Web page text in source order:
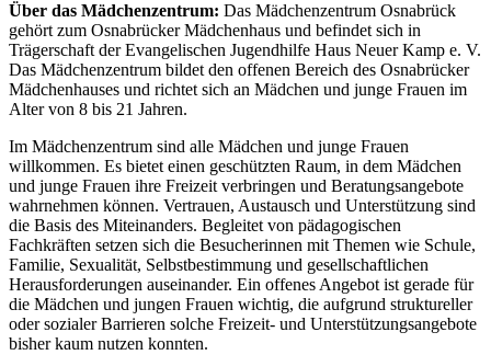
Über das Mädchenzentrum: Das Mädchenzentrum Osnabrück
gehört zum Osnabrücker Mädchenhaus und befindet sich in
Trägerschaft der Evangelischen Jugendhilfe Haus Neuer Kamp e. V.
Das Mädchenzentrum bildet den offenen Bereich des Osnabrücker
Mädchenhauses und richtet sich an Mädchen und junge Frauen im
Alter von 8 bis 21 Jahren.
Im Mädchenzentrum sind alle Mädchen und junge Frauen
willkommen. Es bietet einen geschützten Raum, in dem Mädchen
und junge Frauen ihre Freizeit verbringen und Beratungsangebote
wahrnehmen können. Vertrauen, Austausch und Unterstützung sind
die Basis des Miteinanders. Begleitet von pädagogischen
Fachkräften setzen sich die Besucherinnen mit Themen wie Schule,
Familie, Sexualität, Selbstbestimmung und gesellschaftlichen
Herausforderungen auseinander. Ein offenes Angebot ist gerade für
die Mädchen und jungen Frauen wichtig, die aufgrund struktureller
oder sozialer Barrieren solche Freizeit- und Unterstützungsangebote
bisher kaum nutzen konnten.